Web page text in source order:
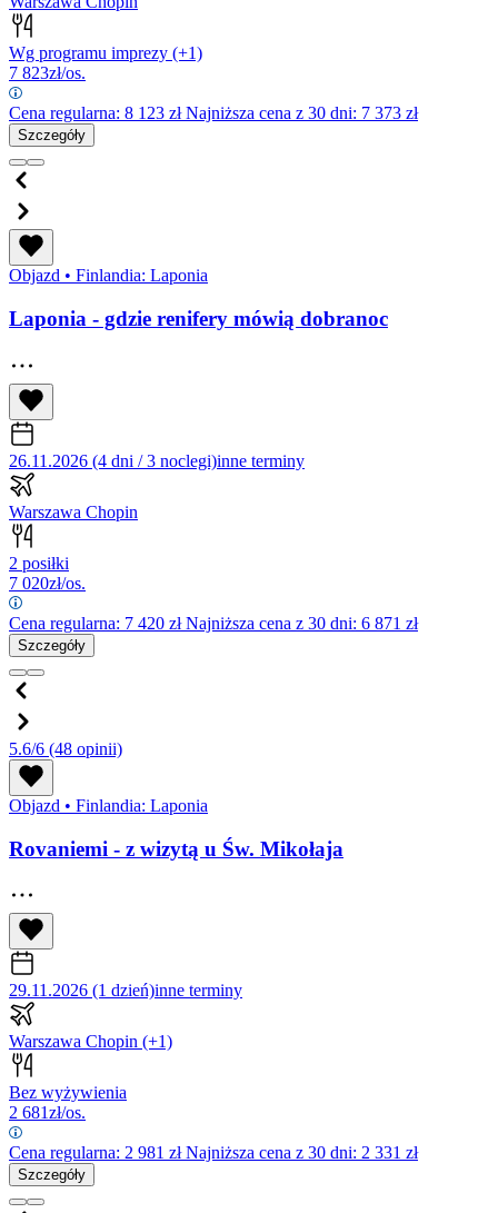
Wg programu imprezy (+1)
7 823zł/os.
Cena regularna: 8 123 złNajniższa cena z 30 dni: 7 373 zł
Szczegóły
Objazd • Finlandia: Laponia
Laponia - gdzie renifery mówią dobranoc
26.11.2026 (4 dni / 3 noclegi)inne terminy
Warszawa Chopin
2 posiłki
7 020zł/os.
Cena regularna: 7 420 złNajniższa cena z 30 dni: 6 871 zł
Szczegóły
5.6/6 (48 opinii)
Objazd • Finlandia: Laponia
Rovaniemi - z wizytą u Św. Mikołaja
29.11.2026 (1 dzień)inne terminy
Warszawa Chopin (+1)
Bez wyżywienia
2 681zł/os.
Cena regularna: 2 981 złNajniższa cena z 30 dni: 2 331 zł
Szczegóły